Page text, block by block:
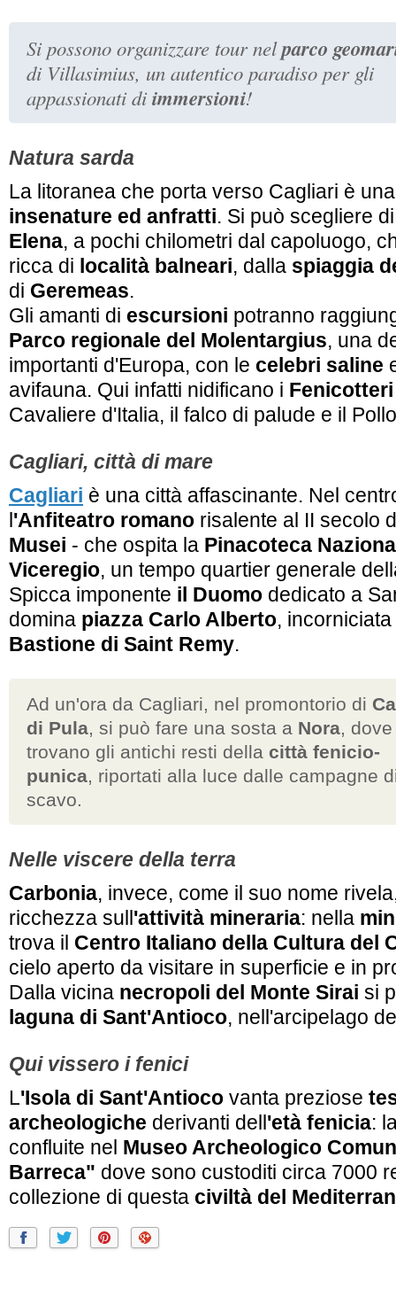
Si possono organizzare tour nelparco
di Villasimius, un autentico paradiso per gli
appassionati di immersioni!
Natura sarda
La litoranea che porta verso Cagliari è
insenature ed anfratti. Si può scegliere
Elena, a pochi chilometri dal capoluogo,
ricca di località balneari, dalla spiaggia
di Geremeas.
Gli amanti di escursioni potranno
Parco regionale del Molentargius, una
importanti d'Europa, con le celebri saline
avifauna. Qui infatti nidificano i
Cavaliere d'Italia, il falco di palude e il
Cagliari, città di mare
Cagliari è una città affascinante. Nel
l'Anfiteatro romano risalente al II secolo
Musei - che ospita la Pinacoteca
Viceregio, un tempo quartier generale
Spicca imponente il Duomo dedicato a
domina piazza Carlo Alberto,
Bastione di Saint Remy.
Ad un'ora da Cagliari, nel promontorio di
di Pula, si può fare una sosta a Nora,
trovano gli antichi resti della città fenicio-
punica, riportati alla luce dalle campagne
scavo.
Nelle viscere della terra
Carbonia, invece, come il suo nome
ricchezza sull'attività mineraria: nella
trova il Centro Italiano della Cultura del
cielo aperto da visitare in superficie e in
Dalla vicina necropoli del Monte Sirai si
laguna di Sant'Antioco, nell'arcipelago
Qui vissero i fenici
L'Isola di Sant'Antioco vanta preziose
archeologiche derivanti dell'età fenicia:
confluite nel Museo Archeologico
Barreca" dove sono custoditi circa 7000
collezione di questa civiltà del